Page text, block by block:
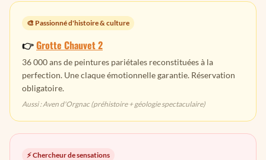
🎨 Passionné d'histoire & culture
👉Grotte Chauvet 2
36 000 ans de peintures pariétales reconstituées à la
perfection. Une claque émotionnelle garantie. Réservation
obligatoire.
Aussi : Aven d'Orgnac (préhistoire + géologie spectaculaire)
⚡ Chercheur de sensations